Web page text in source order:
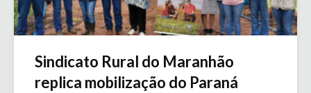
Sindicato Rural do Maranhão
replica mobilização do Paraná